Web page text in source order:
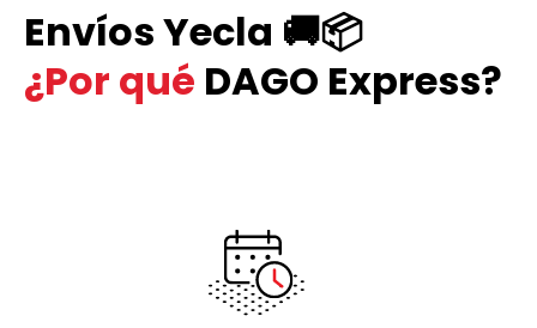
Envíos Yecla 🚚📦
¿Por qué DAGO Express?